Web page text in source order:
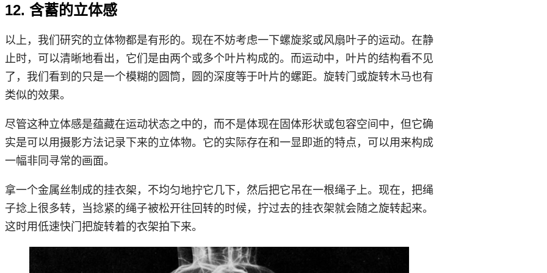
12. 含蓄的立体感
以上，我们研究的立体物都是有形的。现在不妨考虑一下螺旋浆或风扇叶子的运动。在静
止时，可以清晰地看出，它们是由两个或多个叶片构成的。而运动中，叶片的结构看不见
了，我们看到的只是一个模糊的圆筒，圆的深度等于叶片的螺距。旋转门或旋转木马也有
类似的效果。
尽管这种立体感是蕴藏在运动状态之中的，而不是体现在固体形状或包容空间中，但它确
实是可以用摄影方法记录下来的立体物。它的实际存在和一显即逝的特点，可以用来构成
一幅非同寻常的画面。
拿一个金属丝制成的挂衣桇，不均匀地拧它几下，然后把它吊在一根绳子上。现在，把绳
子捻上很多转，当捻紧的绳子被松开往回转的时候，拧过去的挂衣架就会随之旋转起来。
这时用低速快门把旋转着的衣架拍下来。